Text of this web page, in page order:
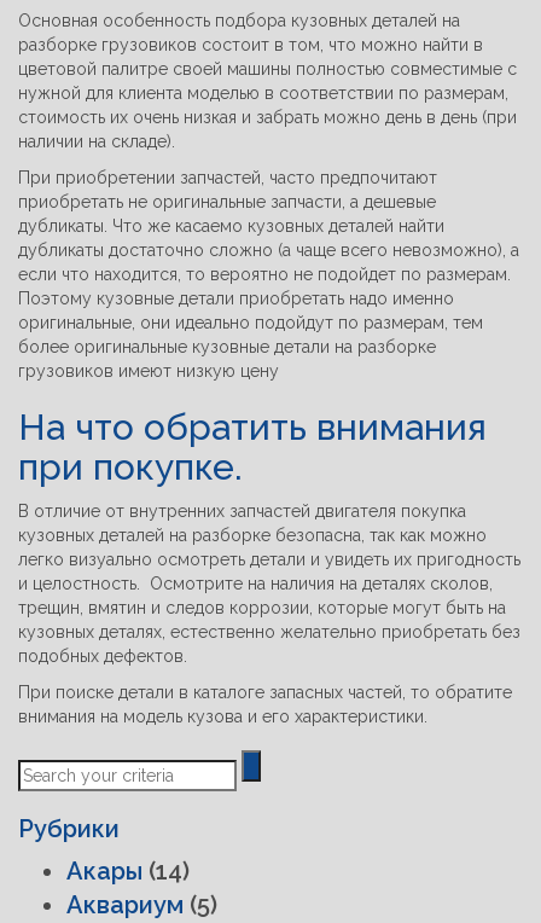
Основная особенность подбора кузовных деталей на
разборке грузовиков состоит в том, что можно найти в
цветовой палитре своей машины полностью совместимые с
нужной для клиента моделью в соответствии по размерам,
стоимость их очень низкая и забрать можно день в день (при
наличии на складе).
При приобретении запчастей, часто предпочитают
приобретать не оригинальные запчасти, а дешевые
дубликаты. Что же касаемо кузовных деталей найти
дубликаты достаточно сложно (а чаще всего невозможно), а
если что находится, то вероятно не подойдет по размерам.
Поэтому кузовные детали приобретать надо именно
оригинальные, они идеально подойдут по размерам, тем
более оригинальные кузовные детали на разборке
грузовиков имеют низкую цену
На что обратить внимания
при покупке.
В отличие от внутренних запчастей двигателя покупка
кузовных деталей на разборке безопасна, так как можно
легко визуально осмотреть детали и увидеть их пригодность
и целостность. Осмотрите на наличия на деталях сколов,
трещин, вмятин и следов коррозии, которые могут быть на
кузовных деталях, естественно желательно приобретать без
подобных дефектов.
При поиске детали в каталоге запасных частей, то обратите
внимания на модель кузова и его характеристики.
Previous
Post
Next
Post
Рубрики
Акары (14)
Аквариум (5)